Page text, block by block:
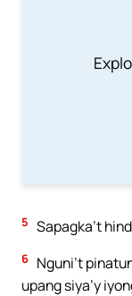
5 Sapagka’t
6 Nguni’t
upang siya’y